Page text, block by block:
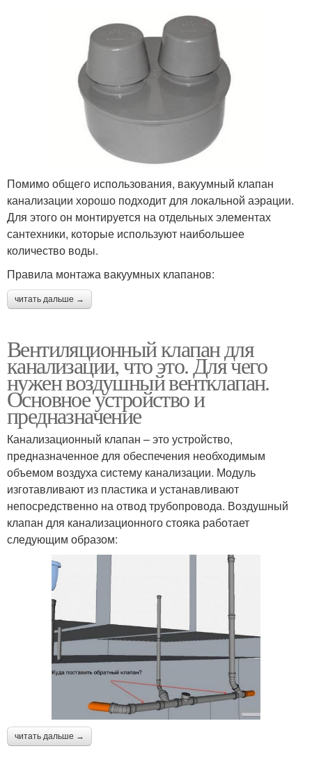
Помимо общего использования, вакуумный клапан
канализации хорошо подходит для локальной аэрации.
Для этого он монтируется на отдельных элементах
сантехники, которые используют наибольшее
количество воды.
Правила монтажа вакуумных клапанов:
читать дальше →
Вентиляционный клапан для
канализации, что это. Для чего
нужен воздушный вентклапан.
Основное устройство и
предназначение
Канализационный клапан – это устройство,
предназначенное для обеспечения необходимым
объемом воздуха систему канализации. Модуль
изготавливают из пластика и устанавливают
непосредственно на отвод трубопровода. Воздушный
клапан для канализационного стояка работает
следующим образом:
читать дальше →